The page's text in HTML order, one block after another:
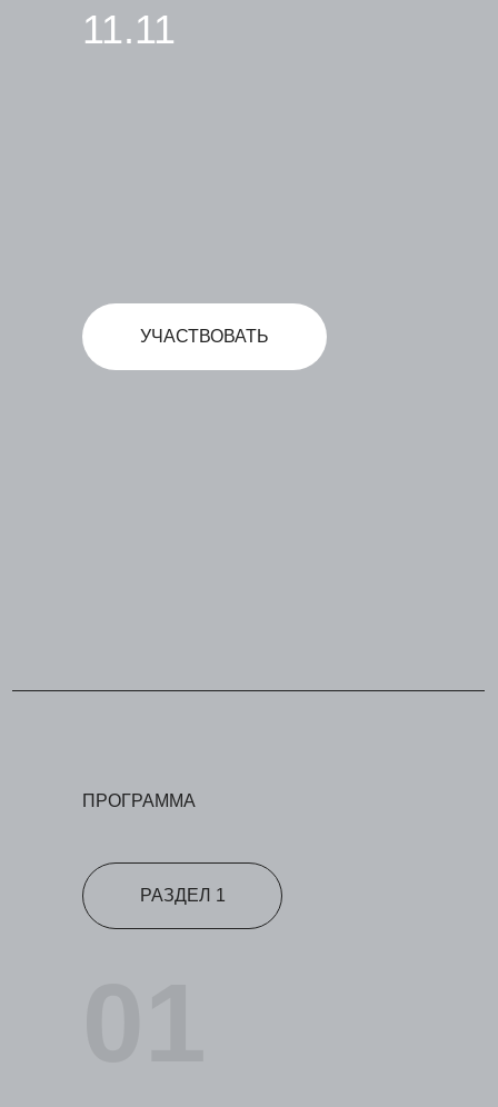
11.11
УЧАСТВОВАТЬ
ПРОГРАММА
РАЗДЕЛ 1